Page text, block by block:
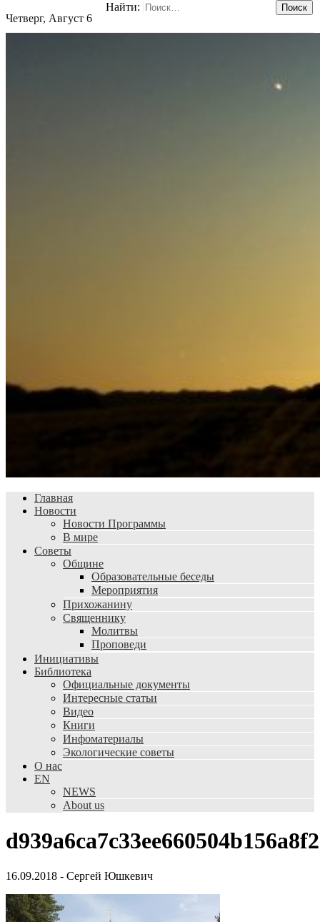
Четверг, Август 6
Найти:
Главная
Новости
Новости Программы
В мире
Советы
Общине
Образовательные беседы
Мероприятия
Прихожанину
Священнику
Молитвы
Проповеди
Инициативы
Библиотека
Официальные документы
Интересные статьи
Видео
Книги
Инфоматериалы
Экологические советы
О нас
EN
NEWS
About us
16.09.2018 - Сергей Юшкевич